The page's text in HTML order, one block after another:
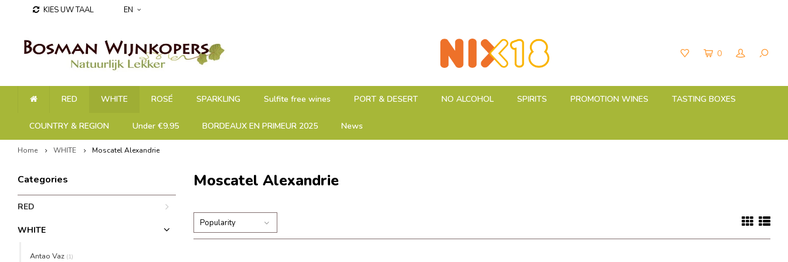
KIES UW TAAL EN
0
RED WHITE ROSÉ SPARKLING Sulfite free wines PORT & DESERT NO ALCOHOL SPIRITS PROMOTION WINES TASTING BOXES
COUNTRY & REGION Under €9.95 BORDEAUX EN PRIMEUR 2025 News
Home WHITE Moscatel Alexandrie
Categories
RED
WHITE
Antao Vaz (1)
Moscatel Alexandrie
Popularity